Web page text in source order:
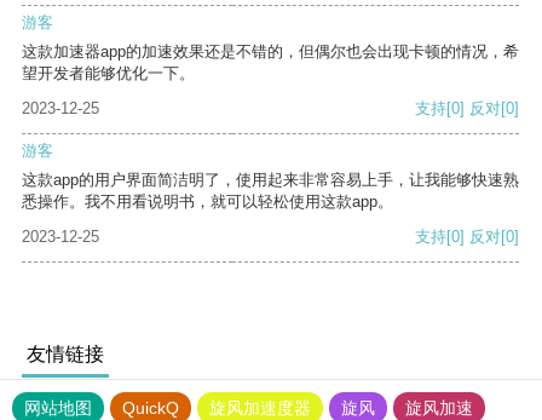
游客
这款加速器app的加速效果还是不错的，但偶尔也会出现卡顿的情况，希
望开发者能够优化一下。
2023-12-25
支持[0] 反对[0]
游客
这款app的用户界面简洁明了，使用起来非常容易上手，让我能够快速熟
悉操作。我不用看说明书，就可以轻松使用这款app。
2023-12-25
支持[0] 反对[0]
友情链接
网站地图 QuickQ 旋风加速度器 旋风
旋风加速